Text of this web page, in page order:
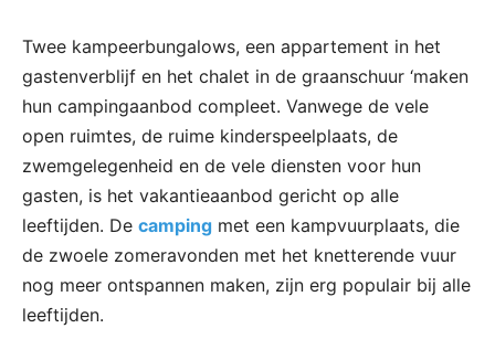
Twee kampeerbungalows, een appartement in het
gastenverblijf en het chalet in de graanschuur ‘maken
hun campingaanbod compleet. Vanwege de vele
open ruimtes, de ruime kinderspeelplaats, de
zwemgelegenheid en de vele diensten voor hun
gasten, is het vakantieaanbod gericht op alle
leeftijden. De camping met een kampvuurplaats, die
de zwoele zomeravonden met het knetterende vuur
nog meer ontspannen maken, zijn erg populair bij alle
leeftijden.